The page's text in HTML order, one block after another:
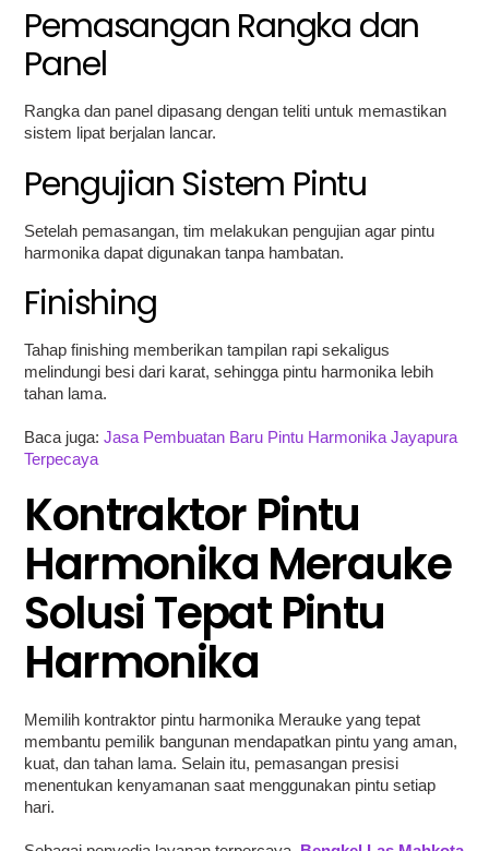
Pemasangan Rangka dan
Panel
Rangka dan panel dipasang dengan teliti untuk memastikan
sistem lipat berjalan lancar.
Pengujian Sistem Pintu
Setelah pemasangan, tim melakukan pengujian agar pintu
harmonika dapat digunakan tanpa hambatan.
Finishing
Tahap finishing memberikan tampilan rapi sekaligus
melindungi besi dari karat, sehingga pintu harmonika lebih
tahan lama.
Baca juga:Jasa Pembuatan Baru Pintu Harmonika Jayapura
Terpecaya
Kontraktor Pintu
Harmonika Merauke
Solusi Tepat Pintu
Harmonika
Memilih kontraktor pintu harmonika Merauke yang tepat
membantu pemilik bangunan mendapatkan pintu yang aman,
kuat, dan tahan lama. Selain itu, pemasangan presisi
menentukan kenyamanan saat menggunakan pintu setiap
hari.